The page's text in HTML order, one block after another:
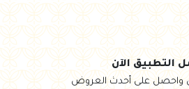
التطبيق الآن
واحصل على أحدث العروض